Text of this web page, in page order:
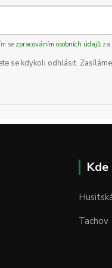
se zpracováním osobních údajůza
se kdykoli odhlásit.
Tachov